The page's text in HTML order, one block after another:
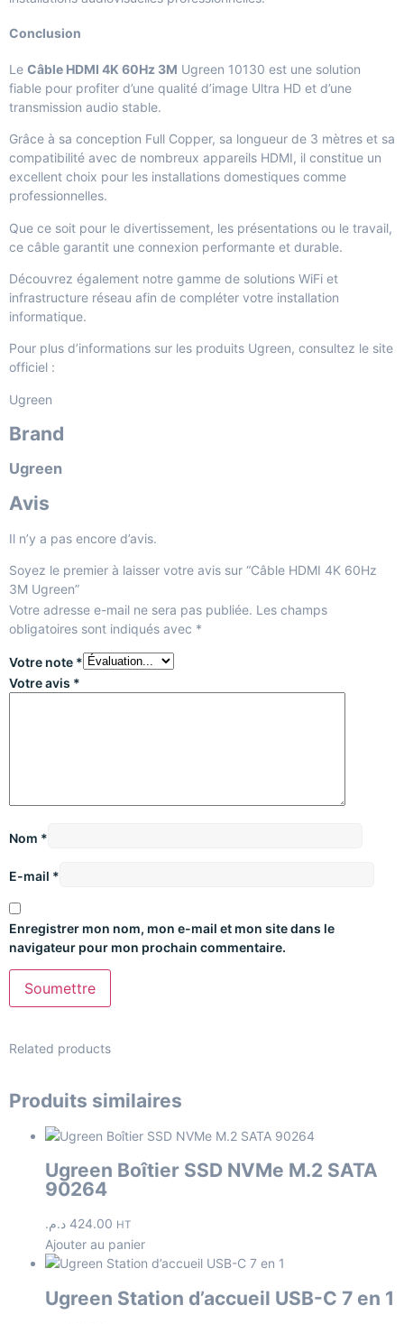
Conclusion
Le Câble HDMI 4K 60Hz 3M Ugreen 10130 est une solution
fiable pour profiter d’une qualité d’image Ultra HD et d’une
transmission audio stable.
Grâce à sa conception Full Copper, sa longueur de 3 mètres et sa
compatibilité avec de nombreux appareils HDMI, il constitue un
excellent choix pour les installations domestiques comme
professionnelles.
Que ce soit pour le divertissement, les présentations ou le travail,
ce câble garantit une connexion performante et durable.
Découvrez également notre gamme de solutions WiFi et
infrastructure réseau afin de compléter votre installation
informatique.
Pour plus d’informations sur les produits Ugreen, consultez le site
officiel :
Ugreen
Brand
Ugreen
Avis
Il n’y a pas encore d’avis.
Soyez le premier à laisser votre avis sur “Câble HDMI 4K 60Hz
3M Ugreen”
Votre adresse e-mail ne sera pas publiée. Les champs
obligatoires sont indiqués avec *
Votre note *
Votre avis *
Nom *
E-mail *
Enregistrer mon nom, mon e-mail et mon site dans le
navigateur pour mon prochain commentaire.
Related products
Produits similaires
Ugreen Boîtier SSD NVMe M.2 SATA
90264
424.00 د.م. HT
Ajouter au panier
Ugreen Station d’accueil USB-C 7 en 1